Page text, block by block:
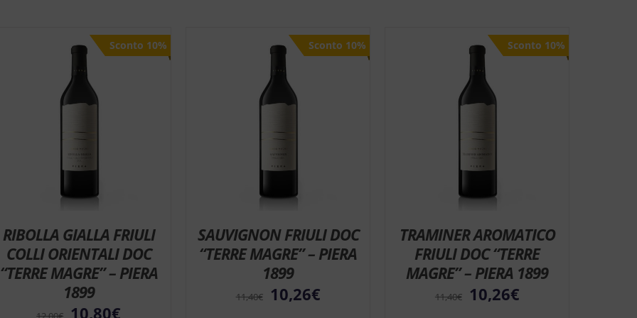
Sconto 10%
Sconto 10%
RIBOLLA GIALLA FRIULI
COLLI ORIENTALI DOC
“TERRE MAGRE” – PIERA
1899
10,80€
Sconto 10%
Sconto 10%
SAUVIGNON FRIULI DOC
“TERRE MAGRE” – PIERA
1899
11,40€ 10,26€
Sconto 10%
Sconto 10%
TRAMINER AROMATICO
FRIULI DOC “TERRE
MAGRE” – PIERA 1899
11,40€ 10,26€